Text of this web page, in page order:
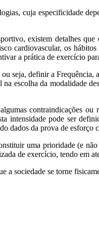
cuja especificidade
existem detalhes
cardiovascular, os
a prática de exercício
seja, definir a
escolha da modalidade
contraindicações
intensidade pode ser
dados da prova de esforço
uma prioridade (e
de exercício, tendo em
a sociedade se torne